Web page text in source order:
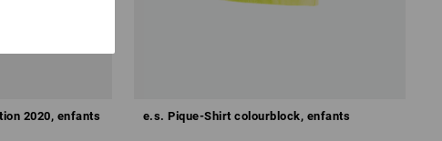
2020, enfants e.s. Pique-Shirt colourblock, enfants